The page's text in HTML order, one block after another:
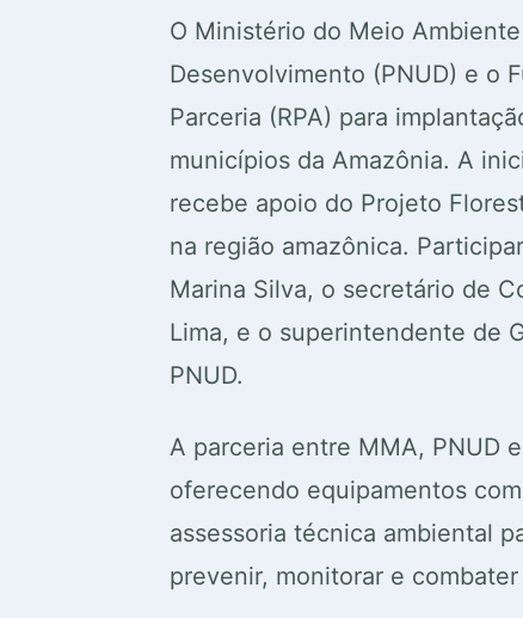
O Ministério do Meio
Desenvolvimento (PNUD) e o
Parceria (RPA) para
municípios da Amazônia. A
recebe apoio do Projeto
na região amazônica.
Marina Silva, o secretário de
Lima, e o superintendente de
PNUD.
A parceria entre MMA, PNUD
oferecendo equipamentos
assessoria técnica ambiental
prevenir, monitorar e